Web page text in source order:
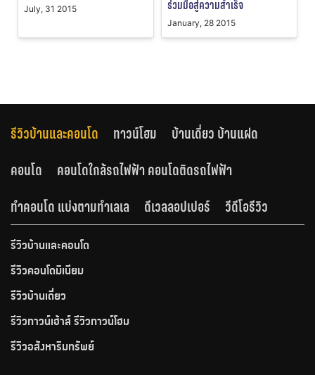
July, 31 2015
ร่วมมือสู่ความสำเร็จ
January, 28 2015
รีวิวบ้านและคอนโด ทาวน์โฮม
บ้านเดี่ยว บ้านแฝด
คอนโด
คอนโดใกล้รถไฟฟ้า คอนโดติดรถไฟฟ้า
ทำคอนโด แบ่งตามทำเลเล
ดีเวลลอปเปอร์ วีดีโอรีวิว
รีวิวบ้านและคอนโด
รีวิวคอนโดมิเนียม
รีวิวบ้านเดี่ยว
รีวิวทาวน์เฮ้าส์ รีวิวทาวน์โฮม
รีวิวอสังหาริมทรัพย์